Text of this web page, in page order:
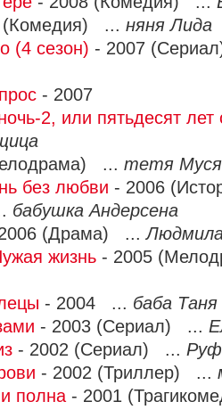
(Комедия) ... няня Лида
(4 сезон) - 2007
- 2007
2, или пятьдесят лет
... тетя Муся
без любви - 2006
бабушка Андерсена
(Драма) ...
жизнь - 2005
- 2004 ... баба Таня
- 2003 (Сериал) ...
- 2002 (Сериал) ...
- 2002 (Триллер) ...
полна - 2001